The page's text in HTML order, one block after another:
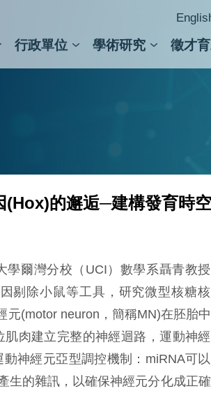
行政單位 學術研究 徵才
的邂逅─建構發育時
爾灣分校（UCI）數學系聶青教
剔除小鼠等工具，研究微型核糖
元(motor neuron，簡稱MN)在胚胎
肉建立完整的神經迴路，運動神
神經元亞型調控機制：miRNA可
生的雜訊，以確保神經元分化成正